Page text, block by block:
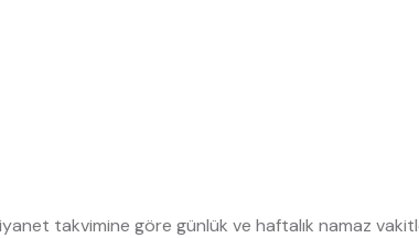
takvimine göre günlük ve haftalık namaz